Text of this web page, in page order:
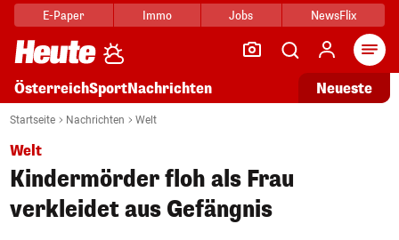
E-Paper Immo Jobs NewsFlix
ÖsterreichSportNachrichten Neueste
Startseite Nachrichten Welt
Welt
Kindermörder floh als Frau
verkleidet aus Gefängnis